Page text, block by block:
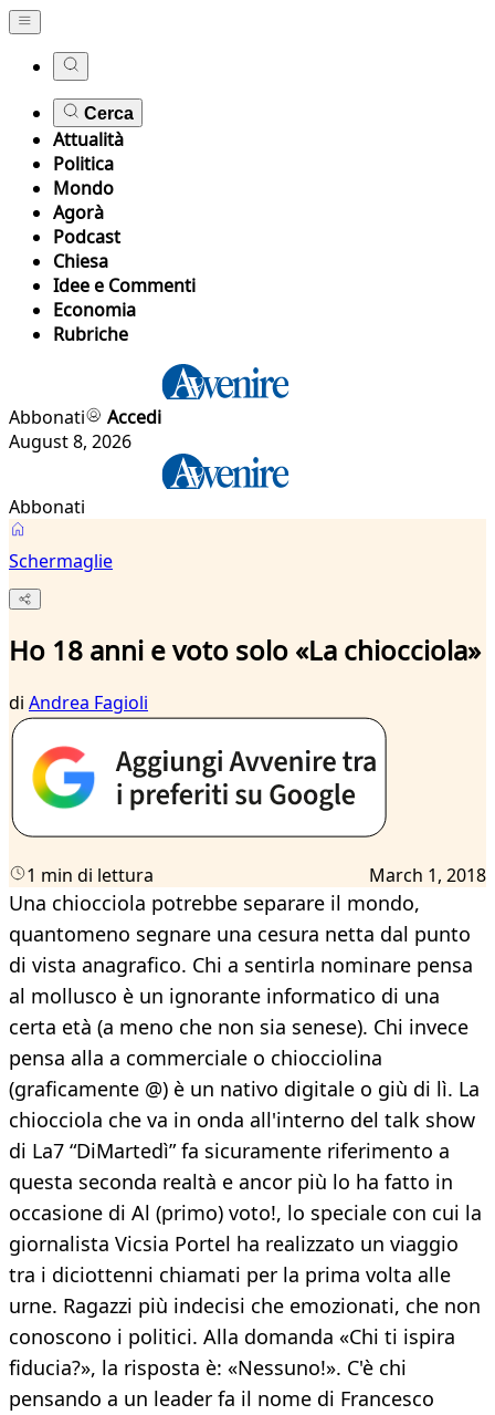
Cerca
Attualità
Politica
Mondo
Agorà
Podcast
Chiesa
Idee e Commenti
Economia
Rubriche
Abbonati
Accedi
August 8, 2026
Abbonati
Schermaglie
Ho 18 anni e voto solo «La chiocciola»
di Andrea Fagioli
1 min di lettura March 1, 2018
Una chiocciola potrebbe separare il mondo,
quantomeno segnare una cesura netta dal punto
di vista anagrafico. Chi a sentirla nominare pensa
al mollusco è un ignorante informatico di una
certa età (a meno che non sia senese). Chi invece
pensa alla a commerciale o chiocciolina
(graficamente @) è un nativo digitale o giù di lì. La
chiocciola che va in onda all'interno del talk show
di La7 “DiMartedì” fa sicuramente riferimento a
questa seconda realtà e ancor più lo ha fatto in
occasione di Al (primo) voto!, lo speciale con cui la
giornalista Vicsia Portel ha realizzato un viaggio
tra i diciottenni chiamati per la prima volta alle
urne. Ragazzi più indecisi che emozionati, che non
conoscono i politici. Alla domanda «Chi ti ispira
fiducia?», la risposta è: «Nessuno!». C'è chi
pensando a un leader fa il nome di Francesco